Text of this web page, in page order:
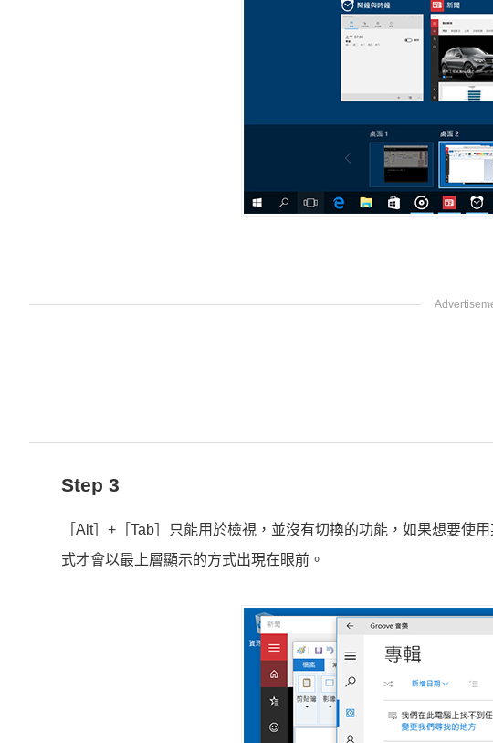
Step 3
［Alt］+［Tab］只能用於檢視，並沒有切換的功能，如果想要使
式才會以最上層顯示的方式出現在眼前。